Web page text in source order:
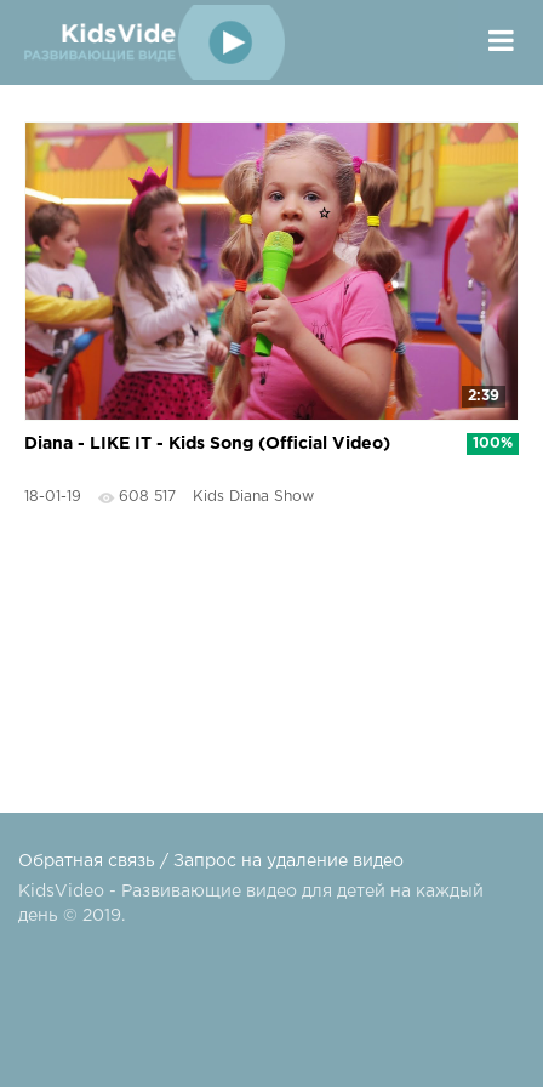
2:39
Diana - LIKE IT - Kids Song (Official Video)
18-01-19 608 517 Kids Diana Show
100%
Обратная связь / Запрос на удаление видео
KidsVideo - Развивающие видео для детей на каждый
день © 2019.